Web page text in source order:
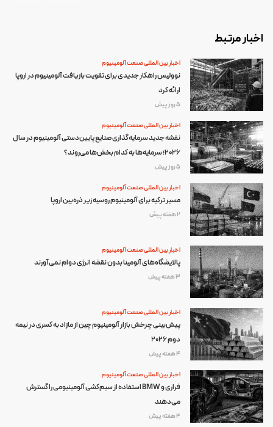
اخبار مرتبط
اخبار بین المللی صنعت آلومینیوم
نوولیس راهکار جدیدی برای تقویت بازیافت آلومینیوم در اروپا
ارائه کرد
5 روز پیش
اخبار بین المللی صنعت آلومینیوم
نقشه جدید سرمایه‌گذاری صنایع پایین‌دستی آلومینیوم در سال
۲۰۲۶؛ سرمایه‌ها به کدام بخش‌ها می‌روند؟
5 روز پیش
اخبار بین المللی صنعت آلومینیوم
مسیر ترکیه برای آلومینیوم روسیه زیر ذره‌بین اروپا
2 هفته پیش
اخبار بین المللی صنعت آلومینیوم
پالایشگاه‌های آلومینا بدون نقشه انرژی دوام نمی‌آورند
3 هفته پیش
اخبار بین المللی صنعت آلومینیوم
پیش‌بینی چرخش بازار آلومینیوم چین از مازاد به کسری در نیمه
دوم ۲۰۲۶
4 هفته پیش
اخبار بین المللی صنعت آلومینیوم
فراری و BMW استفاده از سیم‌کشی آلومینیومی را گسترش
می‌دهند
4 هفته پیش